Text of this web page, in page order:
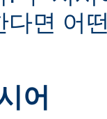
다면 어
어